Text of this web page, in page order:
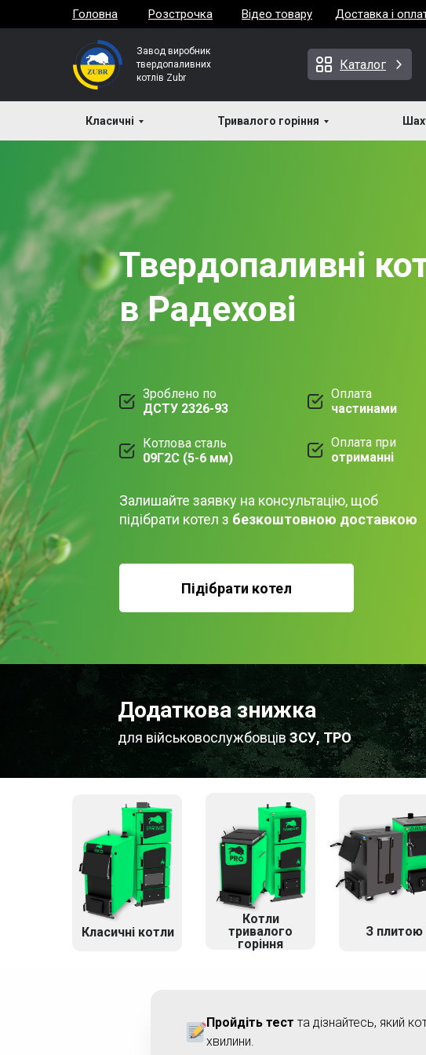
Розстрочка Відео товару Доставка і
Головна
Завод виробник
твердопаливних
котлів Zubr
Каталог
Класичні Тривалого горіння
Твердопаливні
в Радехові
Зроблено по
ДСТУ 2326-93
Оплата при
отриманні
Котлова сталь
09Г2С (5-6 мм)
Залишайте заявку на консультацію, щоб
підібрати котел з безкоштовною доставкою
Підібрати котел
Оплата
частинами
для військовослужбовцівЗСУ, ТРО
Додаткова знижка
З плитою
Котли
тривалого
горіння
Класичні котли
Пройдіть тест та дізнайтесь, який
хвилини.